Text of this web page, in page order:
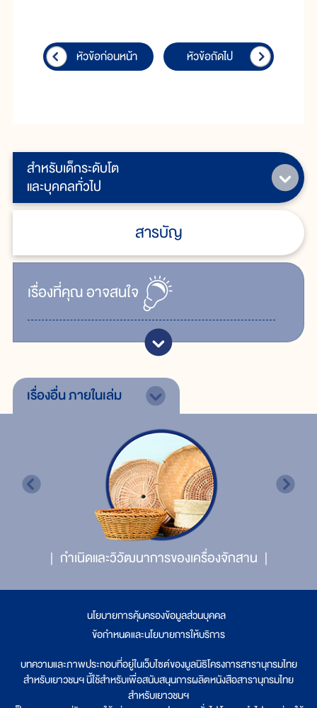
สำหรับเด็กระดับโต
และบุคคลทั่วไป
สารบัญ
เรื่ิองที่คุณอาจสนใจ
หัวข้อก่อนหน้า หัวข้อถัดไป
เรื่องอื่นภายในเล่ม
กำเนิดและวิวัฒนาการของเครื่องจักสาน
นโยบายการคุ้มครองข้อมูลส่วนบุคคล
ข้อกำหนดและนโยบายการให้บริการ
บทความและภาพประกอบที่อยู่ในเว็บไซต์ของมูลนิธิโครงการสารานุกรมไทย
สำหรับเยาวชนฯ นี้ใช้สำหรับเพื่อสนับสนุนการผลิตหนังสือสารานุกรมไทย
สำหรับเยาวชนฯ